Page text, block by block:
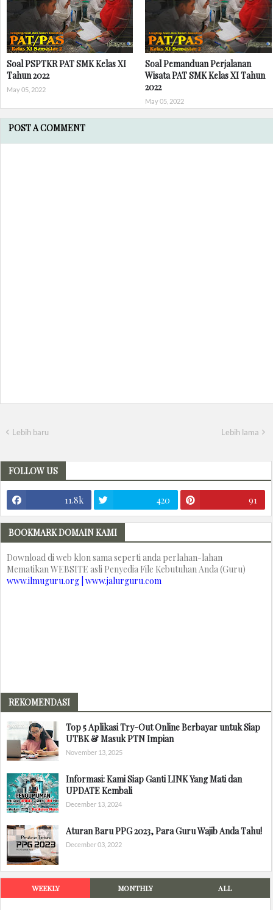
Soal PSPTKR PAT SMK Kelas XI
Tahun 2022
May 05, 2022
Soal Pemanduan Perjalanan
Wisata PAT SMK Kelas XI Tahun
2022
May 05, 2022
POST A COMMENT
Lebih baru Lebih lama
FOLLOW US
11.8k 420 91
BOOKMARK DOMAIN KAMI
Download di web klon sama seperti anda perlahan-lahan
Mematikan WEBSITE asli Penyedia File Kebutuhan Anda (Guru)
www.ilmuguru.org | www.jalurguru.com
REKOMENDASI
Top 5 Aplikasi Try-Out Online Berbayar untuk Siap
UTBK & Masuk PTN Impian
November 13, 2025
Informasi: Kami Siap Ganti LINK Yang Mati dan
UPDATE Kembali
December 13, 2024
Aturan Baru PPG 2023, Para Guru Wajib Anda Tahu!
December 03, 2022
WEEKLY MONTHLY ALL